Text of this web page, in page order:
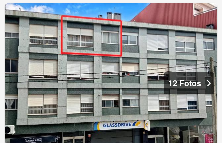
12 Fotos